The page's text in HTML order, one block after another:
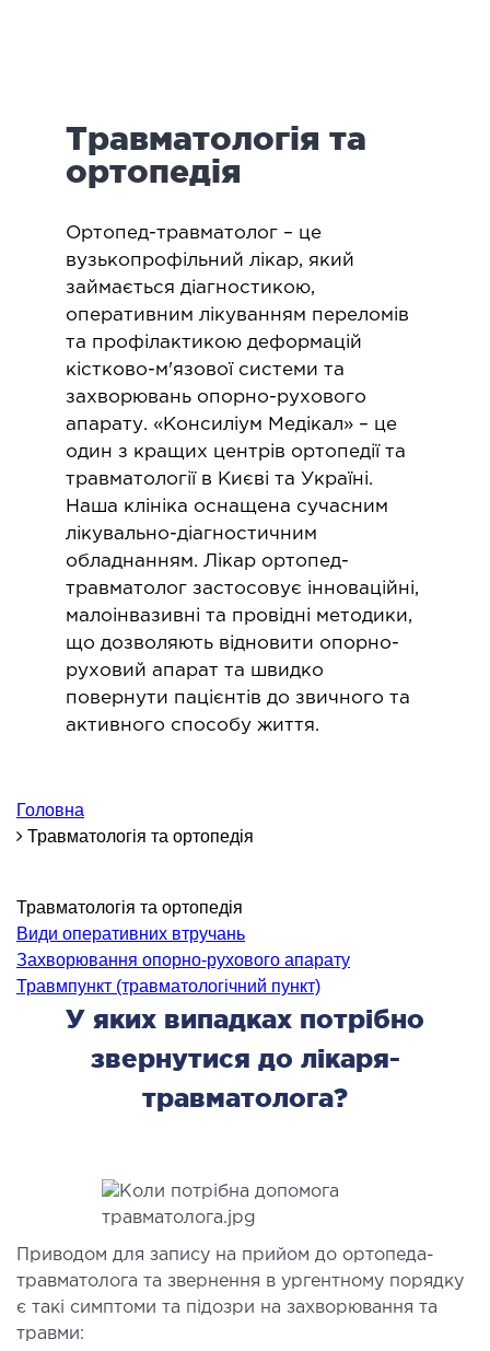
лицьова хірургія
ХІРУРГІЯ
в гінекології
в онкології
в урології
ТА ОНКОХІРУРГІЯ
і хвороби молочної залози
та онкохірургія
НАПРЯМ
і нутриціологія
терапія
допомога
ЗАХВОРЮВАННЯ
горла і гортані
носа
вух
Травматологія та
ортопедія
​Ортопед-травматолог – це
вузькопрофільний лікар, який
займається діагностикою,
оперативним лікуванням переломів
та профілактикою деформацій
кістково-м'язової системи та
захворювань опорно-рухового
апарату. «Консиліум Медікал» – це
один з кращих центрів ортопедії та
травматології в Києві та Україні.
Наша клініка оснащена сучасним
лікувально-діагностичним
обладнанням. Лікар ортопед-
травматолог застосовує інноваційні,
малоінвазивні та провідні методики,
що дозволяють відновити опорно-
руховий апарат та швидко
повернути пацієнтів до звичного та
активного способу життя.
Головна
Травматологія та ортопедія
Травматологія та ортопедія
Види оперативних втручань
Захворювання опорно-рухового апарату
Травмпункт (травматологічний пункт)
У яких випадках потрібно
звернутися до лікаря-
травматолога?
Приводом для запису на прийом до ортопеда-
травматолога та звернення в ургентному порядку
є такі симптоми та підозри на захворювання та
травми: